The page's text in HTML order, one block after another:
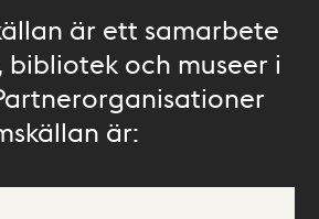
är ett samarbete
bibliotek och museer i
är: